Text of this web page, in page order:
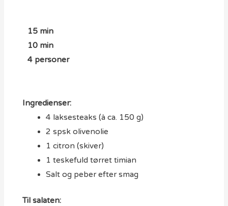
15 min
10 min
4 personer
Ingredienser:
4 laksesteaks (à ca. 150 g)
2 spsk olivenolie
1 citron (skiver)
1 teskefuld tørret timian
Salt og peber efter smag
Til salaten: